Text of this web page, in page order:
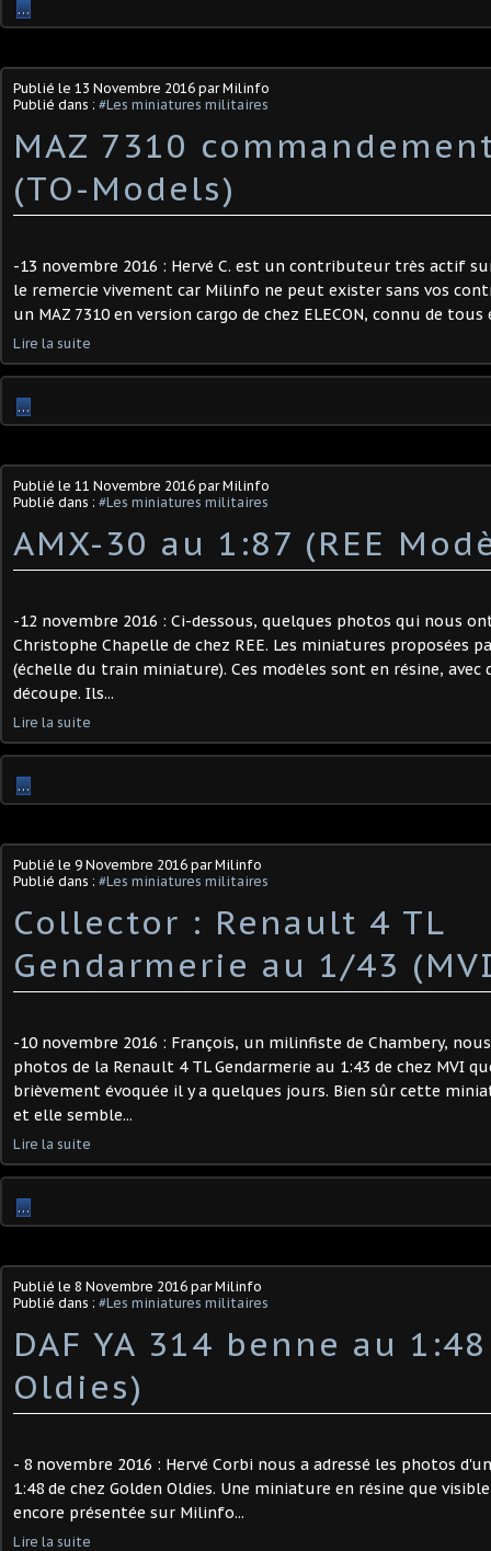
…
Publié le 13 Novembre 2016 par Milinfo
Publié dans : #Les miniatures militaires
MAZ 7310
(TO-Models)
-13 novembre 2016 : Hervé C. est un contributeur très actif
le remercie vivement car Milinfo ne peut exister sans vos
un MAZ 7310 en version cargo de chez ELECON, connu de
Lire la suite
…
Publié le 11 Novembre 2016 par Milinfo
Publié dans : #Les miniatures militaires
AMX-30 au 1:87 (REE
-12 novembre 2016 : Ci-dessous, quelques photos qui nous
Christophe Chapelle de chez REE. Les miniatures proposées
(échelle du train miniature). Ces modèles sont en résine, avec
découpe. Ils...
Lire la suite
…
Publié le 9 Novembre 2016 par Milinfo
Publié dans : #Les miniatures militaires
Collector : Renault 4 TL
Gendarmerie au 1/43
-10 novembre 2016 : François, un milinfiste de Chambery,
photos de la Renault 4 TL Gendarmerie au 1:43 de chez MVI
brièvement évoquée il y a quelques jours. Bien sûr cette
et elle semble...
Lire la suite
…
Publié le 8 Novembre 2016 par Milinfo
Publié dans : #Les miniatures militaires
DAF YA 314 benne au
Oldies)
- 8 novembre 2016 : Hervé Corbi nous a adressé les photos
1:48 de chez Golden Oldies. Une miniature en résine que
encore présentée sur Milinfo...
Lire la suite